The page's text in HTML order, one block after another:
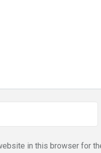
in this browser for